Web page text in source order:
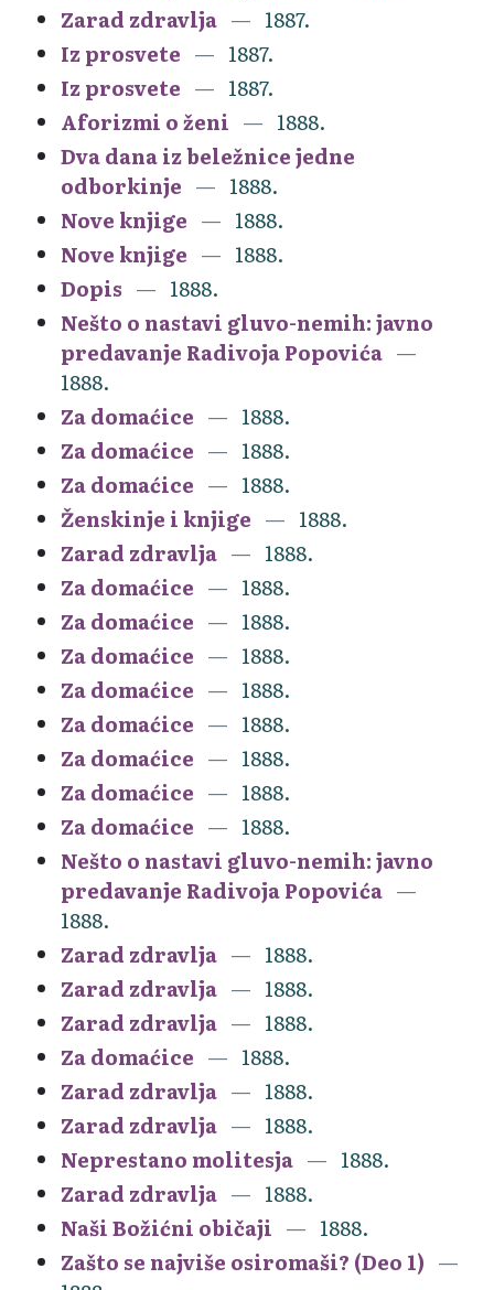
Zarad zdravlja
1887.
Iz prosvete
1887.
Iz prosvete
1887.
Aforizmi o ženi
1888.
Dva dana iz beležnice jedne
odborkinje
1888.
Nove knjige
1888.
Nove knjige
1888.
Dopis
1888.
Nešto o nastavi gluvo-nemih: javno
predavanje Radivoja Popovića
1888.
Za domaćice
1888.
Za domaćice
1888.
Za domaćice
1888.
Ženskinje i knjige
1888.
Zarad zdravlja
1888.
Za domaćice
1888.
Za domaćice
1888.
Za domaćice
1888.
Za domaćice
1888.
Za domaćice
1888.
Za domaćice
1888.
Za domaćice
1888.
Za domaćice
1888.
Nešto o nastavi gluvo-nemih: javno
predavanje Radivoja Popovića
1888.
Zarad zdravlja
1888.
Zarad zdravlja
1888.
Zarad zdravlja
1888.
Za domaćice
1888.
Zarad zdravlja
1888.
Zarad zdravlja
1888.
Neprestano molitesja
1888.
Zarad zdravlja
1888.
Naši Božićni običaji
1888.
Zašto se najviše osiromaši? (Deo 1)